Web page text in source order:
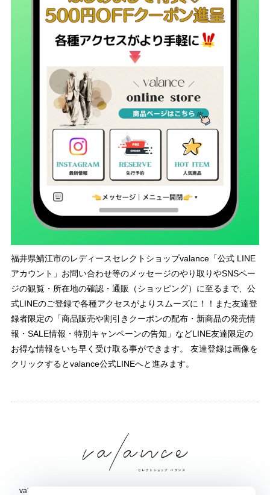
福井県鯖江市のレディースセレクトショップvalance「公式 LINE
アカウント」お問い合わせ等のメッセージのやり取りやSNSペー
ジの観覧・所在地の確認・通販（ショッピング）に至るまで、公
式LINEのご登録で各種アクセスがよりスムーズに！！また友達登
録者限定の「商品販売や割引きクーポンの配布・新商品の発売情
報・SALE情報・特別キャンペーンの告知」などLINE友達限定の
お得な情報をいち早く受け取る事ができます。 友達登録は画像を
クリックするとvalance公式LINEへと進みます。
valance 福井｜レディース セレクトショップ｜ファッション通販サイト